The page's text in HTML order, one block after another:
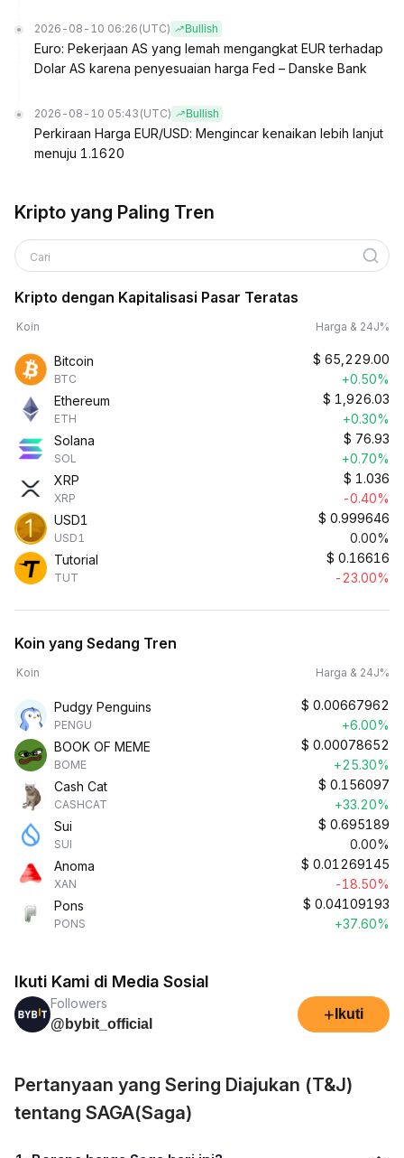
2026-08-10 06:26 (UTC) Bullish
Euro: Pekerjaan AS yang lemah mengangkat EUR terhadap
Dolar AS karena penyesuaian harga Fed – Danske Bank
2026-08-10 05:43 (UTC) Bullish
Perkiraan Harga EUR/USD: Mengincar kenaikan lebih lanjut
menuju 1.1620
Kripto yang Paling Tren
Cari
Kripto dengan Kapitalisasi Pasar Teratas
Koin Harga & 24J%
Bitcoin
BTC
$ 65,229.00
+0.50%
Ethereum
ETH
$ 1,926.03
+0.30%
Solana
SOL
$ 76.93
+0.70%
XRP
XRP
$ 1.036
-0.40%
USD1
USD1
$ 0.999646
0.00%
Tutorial
TUT
$ 0.16616
-23.00%
Koin yang Sedang Tren
Koin Harga & 24J%
Pudgy Penguins
PENGU
$ 0.00667962
+6.00%
BOOK OF MEME
BOME
$ 0.00078652
+25.30%
Cash Cat
CASHCAT
$ 0.156097
+33.20%
Sui
SUI
$ 0.695189
0.00%
Anoma
XAN
$ 0.01269145
-18.50%
Pons
PONS
$ 0.04109193
+37.60%
Ikuti Kami di Media Sosial
Followers
@bybit_official
+ Ikuti
Pertanyaan yang Sering Diajukan (T&J)
tentang SAGA(Saga)